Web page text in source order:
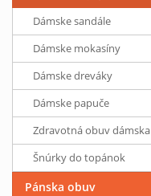
Dámske sandále
Dámske mokasíny
Dámske dreváky
Dámske papuče
Zdravotná obuv dámska
Šnúrky do topánok
Pánska obuv